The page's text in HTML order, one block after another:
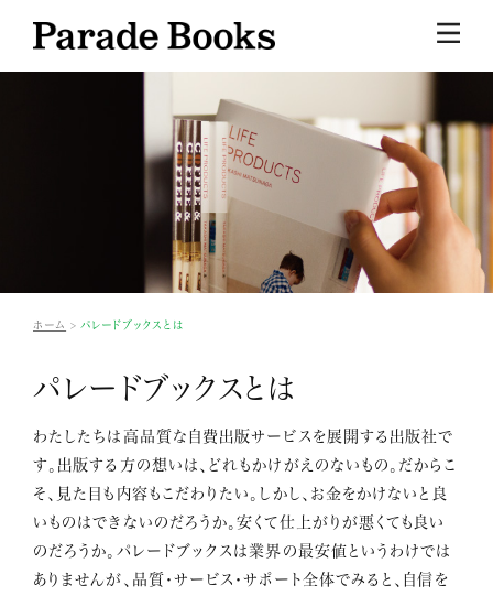
ホーム パレードブックスとは
パレードブックスとは
わたしたちは高品質な自費出版サービスを展開する出版社で
す。出版する方の想いは、どれもかけがえのないもの。だからこ
そ、見た目も内容もこだわりたい。しかし、お金をかけないと良
いものはできないのだろうか。安くて仕上がりが悪くても良い
のだろうか。パレードブックスは業界の最安値というわけでは
ありませんが、品質・サービス・サポート全体でみると、自信を